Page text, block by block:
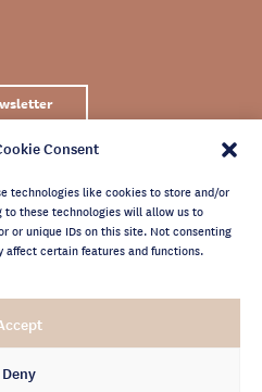
Consent
technologies like cookies to store and/or
to these technologies will allow us to
or unique IDs on this site. Not consenting
affect certain features and functions.
Deny
NOTICE
POLICY
ARCHIVES